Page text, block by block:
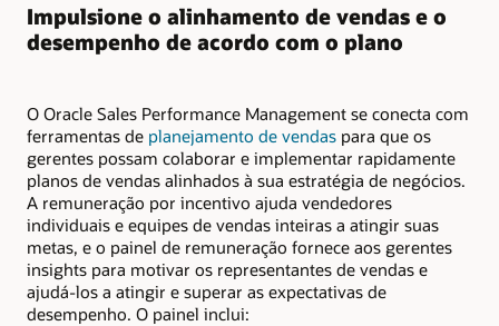
Impulsione o alinhamento de vendas e o
desempenho de acordo com o plano
O Oracle Sales Performance Management se conecta com
ferramentas de planejamento de vendas para que os
gerentes possam colaborar e implementar rapidamente
planos de vendas alinhados à sua estratégia de negócios.
A remuneração por incentivo ajuda vendedores
individuais e equipes de vendas inteiras a atingir suas
metas, e o painel de remuneração fornece aos gerentes
insights para motivar os representantes de vendas e
ajudá-los a atingir e superar as expectativas de
desempenho. O painel inclui: